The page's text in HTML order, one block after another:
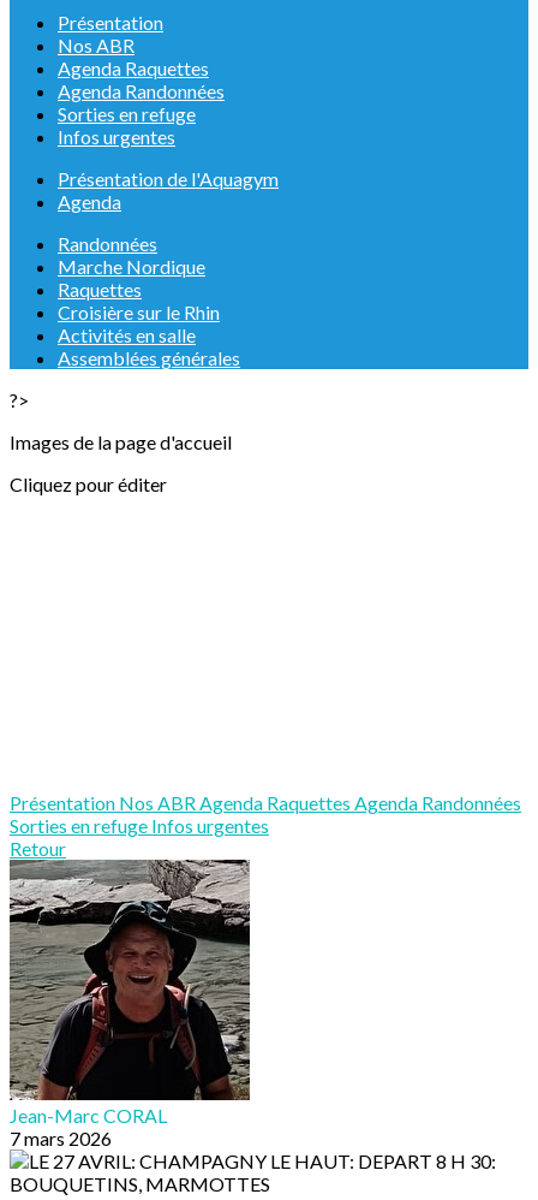
Présentation
Nos ABR
Agenda Raquettes
Agenda Randonnées
Sorties en refuge
Infos urgentes
Présentation de l'Aquagym
Agenda
Randonnées
Marche Nordique
Raquettes
Croisière sur le Rhin
Activités en salle
Assemblées générales
?>
Images de la page d'accueil
Cliquez pour éditer
Présentation Nos ABRAgenda Raquettes Agenda Randonnées
Sorties en refuge Infos urgentes
Retour
Jean-Marc CORAL
7 mars 2026